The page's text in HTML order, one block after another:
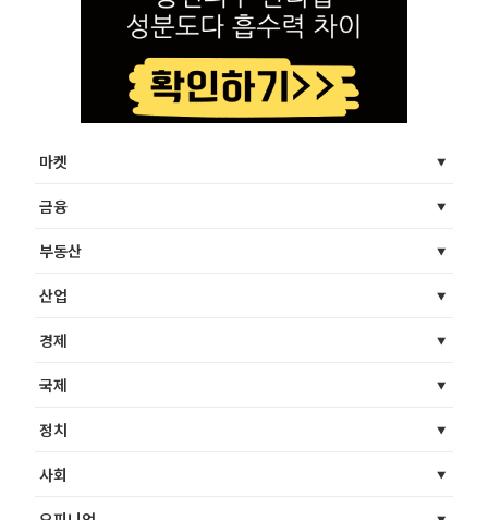
마켓
금융
부동산
산업
경제
국제
정치
사회